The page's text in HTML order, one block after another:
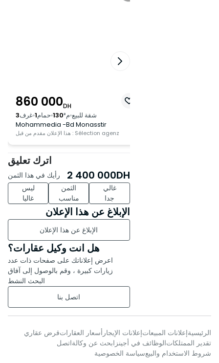
860 000DH
3غرف 1حمام 130 م² شقة للبيع
Mohammedia -Bd Monasstir
هذا الإعلان مقدم من قبل : Sélection agenz
اترك تعليق
رأيك في هذا الثمن 2 400 000DH
ليس
غاليا
الثمن
مناسب
غالي
جدا
الإبلاغ عن هذا الإعلان
الإبلاغ عن هذا الإعلان
هل انت وكيل عقارات؟
اعرض إعلاناتك على صفحات ذات عدد
زيارات كبيرة ، وقم بالوصول إلى آفاق
البحث النشط
اتصل بنا
الرئيسيةإعلانات المبيعاتإعلانات الإيجار أسعار العقاراتقرض عقاري
تقدير الممتلكاتالوظائف في أجينز ابحث عن وكالةاتصل
شروط الاستخدام والبيعسياسة الخصوصية